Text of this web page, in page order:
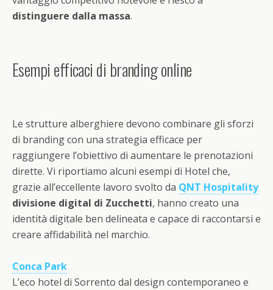
distinguere dalla massa.
Esempi efficaci di branding online
Le strutture alberghiere devono combinare gli sforzi
di branding con una strategia efficace per
raggiungere l’obiettivo di aumentare le prenotazioni
dirette. Vi riportiamo alcuni esempi di Hotel che,
grazie all’eccellente lavoro svolto da QNT Hospitality
divisione digital di Zucchetti, hanno creato una
identità digitale ben delineata e capace di raccontarsi e
creare affidabilità nel marchio.
Conca Park
L’eco hotel di Sorrento dal design contemporaneo e